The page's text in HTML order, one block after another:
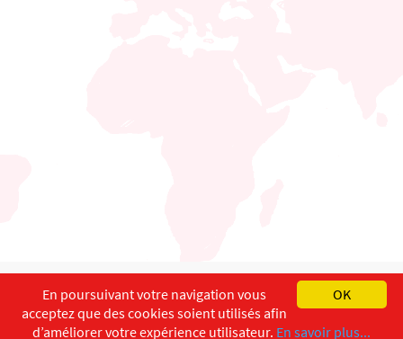
English Français
Copyright ©ISEC-AdW Impressum
OK
En poursuivant votre navigation vous
acceptez que des cookies soient utilisés afin
d’améliorer votre expérience utilisateur. En savoir plus...